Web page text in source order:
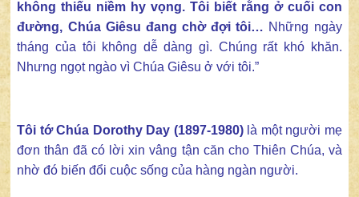
không thiếu niềm hy vọng. Tôi biết rằng ở cuối con
đường, Chúa Giêsu đang chờ đợi tôi… Những ngày
tháng của tôi không dễ dàng gì. Chúng rất khó khăn.
Nhưng ngọt ngào vì Chúa Giêsu ở với tôi.”
Tôi tớ Chúa Dorothy Day (1897-1980)là một người mẹ
đơn thân đã có lời xin vâng tận căn cho Thiên Chúa, và
nhờ đó biến đổi cuộc sống của hàng ngàn người.